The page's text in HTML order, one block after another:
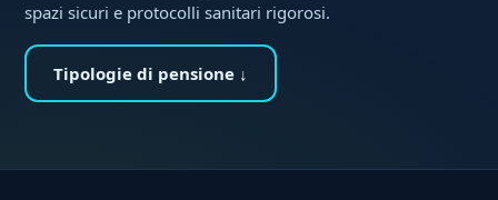
spazi sicuri e protocolli sanitari rigorosi.
Tipologie di pensione ↓